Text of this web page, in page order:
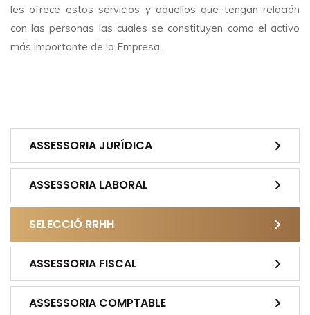
les ofrece estos servicios y aquellos que tengan relación
con las personas las cuales se constituyen como el activo
más importante de la Empresa.
ASSESSORIA JURÍDICA
ASSESSORIA LABORAL
SELECCIÓ RRHH
ASSESSORIA FISCAL
ASSESSORIA COMPTABLE